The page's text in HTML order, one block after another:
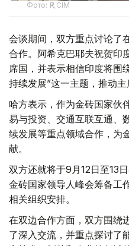
Фото: ҚР СІМ
会谈期间，双方重点讨论了
合作。阿希克巴耶夫祝贺印
席国，并表示相信印度将围
持续发展”这一主题，推动主
哈方表示，作为金砖国家伙
易与投资、交通互联互通、
续发展等重点领域合作，为
献。
双方还就将于9月12日至13
金砖国家领导人峰会筹备工
相关组织安排。
在双边合作方面，双方围绕
了深入交流，并重点探讨了